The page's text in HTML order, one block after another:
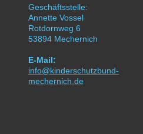
Geschäftsstelle:
Annette Vossel
Rotdornweg 6
53894 Mechernich
E-Mail:
info@kinderschutzbund-
mechernich.de